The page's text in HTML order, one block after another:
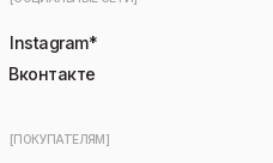
[ПОКУПАТЕЛЯМ]
Вконтакте
Instagram*